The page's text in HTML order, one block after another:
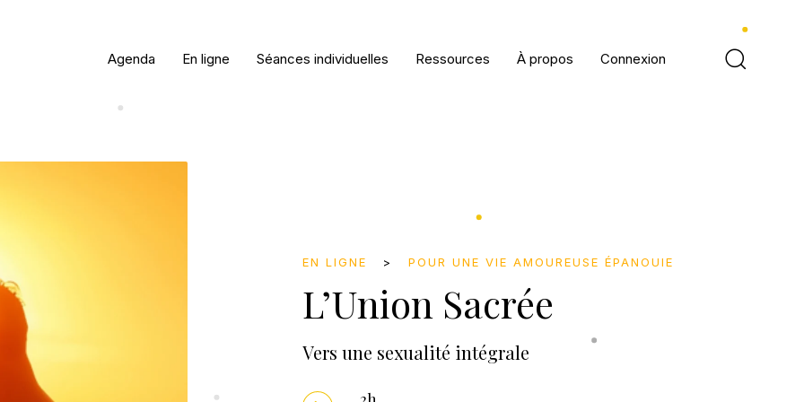
Agenda En ligne Séances individuelles Ressources À propos Connexion
EN LIGNE > POUR UNE VIE AMOUREUSE ÉPANOUIE
L’Union Sacrée
Vers une sexualité intégrale